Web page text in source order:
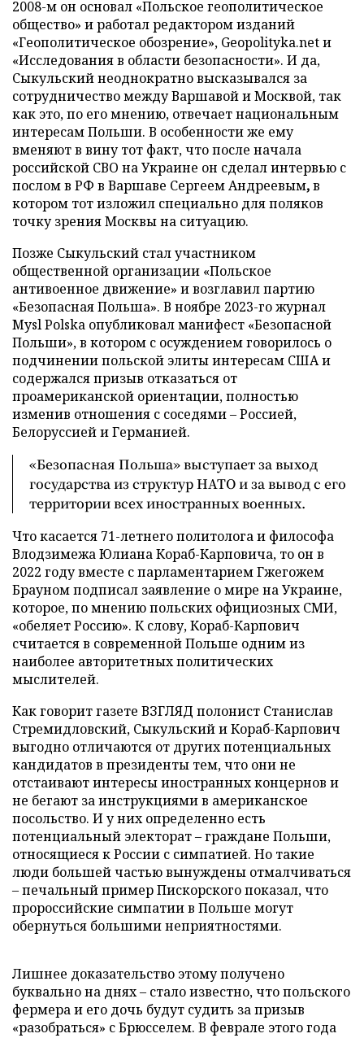
2008-м он основал «Польское геополитическое
общество» и работал редактором изданий
«Геополитическое обозрение», Geopolityka.net и
«Исследования в области безопасности». И да,
Сыкульский неоднократно высказывался за
сотрудничество между Варшавой и Москвой, так
как это, по его мнению, отвечает национальным
интересам Польши. В особенности же ему
вменяют в вину тот факт, что после начала
российской СВО на Украине он сделал интервью с
послом в РФ в Варшаве Сергеем Андреевым,в
котором тот изложил специально для поляков
точку зрения Москвы на ситуацию.
Позже Сыкульский стал участником
общественной организации «Польское
антивоенное движение» и возглавил партию
«Безопасная Польша». В ноябре 2023-го журнал
Mysl Polska опубликовал манифест «Безопасной
Польши», в котором с осуждением говорилось о
подчинении польской элиты интересам США и
содержался призыв отказаться от
проамериканской ориентации, полностью
изменив отношения с соседями – Россией,
Белоруссией и Германией.
«Безопасная Польша» выступает за выход
государства из структур НАТО и за вывод с его
территории всех иностранных военных.
Что касается 71-летнего политолога и философа
Влодзимежа Юлиана Кораб-Карповича, то он в
2022 году вместе с парламентарием Гжегожем
Брауном подписал заявление о мире на Украине,
которое, по мнению польских официозных СМИ,
«обеляет Россию». К слову, Кораб-Карпович
считается в современной Польше одним из
наиболее авторитетных политических
мыслителей.
Как говорит газете ВЗГЛЯД полонист Станислав
Стремидловский, Сыкульский и Кораб-Карпович
выгодно отличаются от других потенциальных
кандидатов в президенты тем, что они не
отстаивают интересы иностранных концернов и
не бегают за инструкциями в американское
посольство. И у них определенно есть
потенциальный электорат – граждане Польши,
относящиеся к России с симпатией. Но такие
люди большей частью вынуждены отмалчиваться
– печальный пример Пискорского показал, что
пророссийские симпатии в Польше могут
обернуться большими неприятностями.
Лишнее доказательство этому получено
буквально на днях – стало известно, что польского
фермера и его дочь будут судить за призыв
«разобраться» с Брюсселем. В феврале этого года